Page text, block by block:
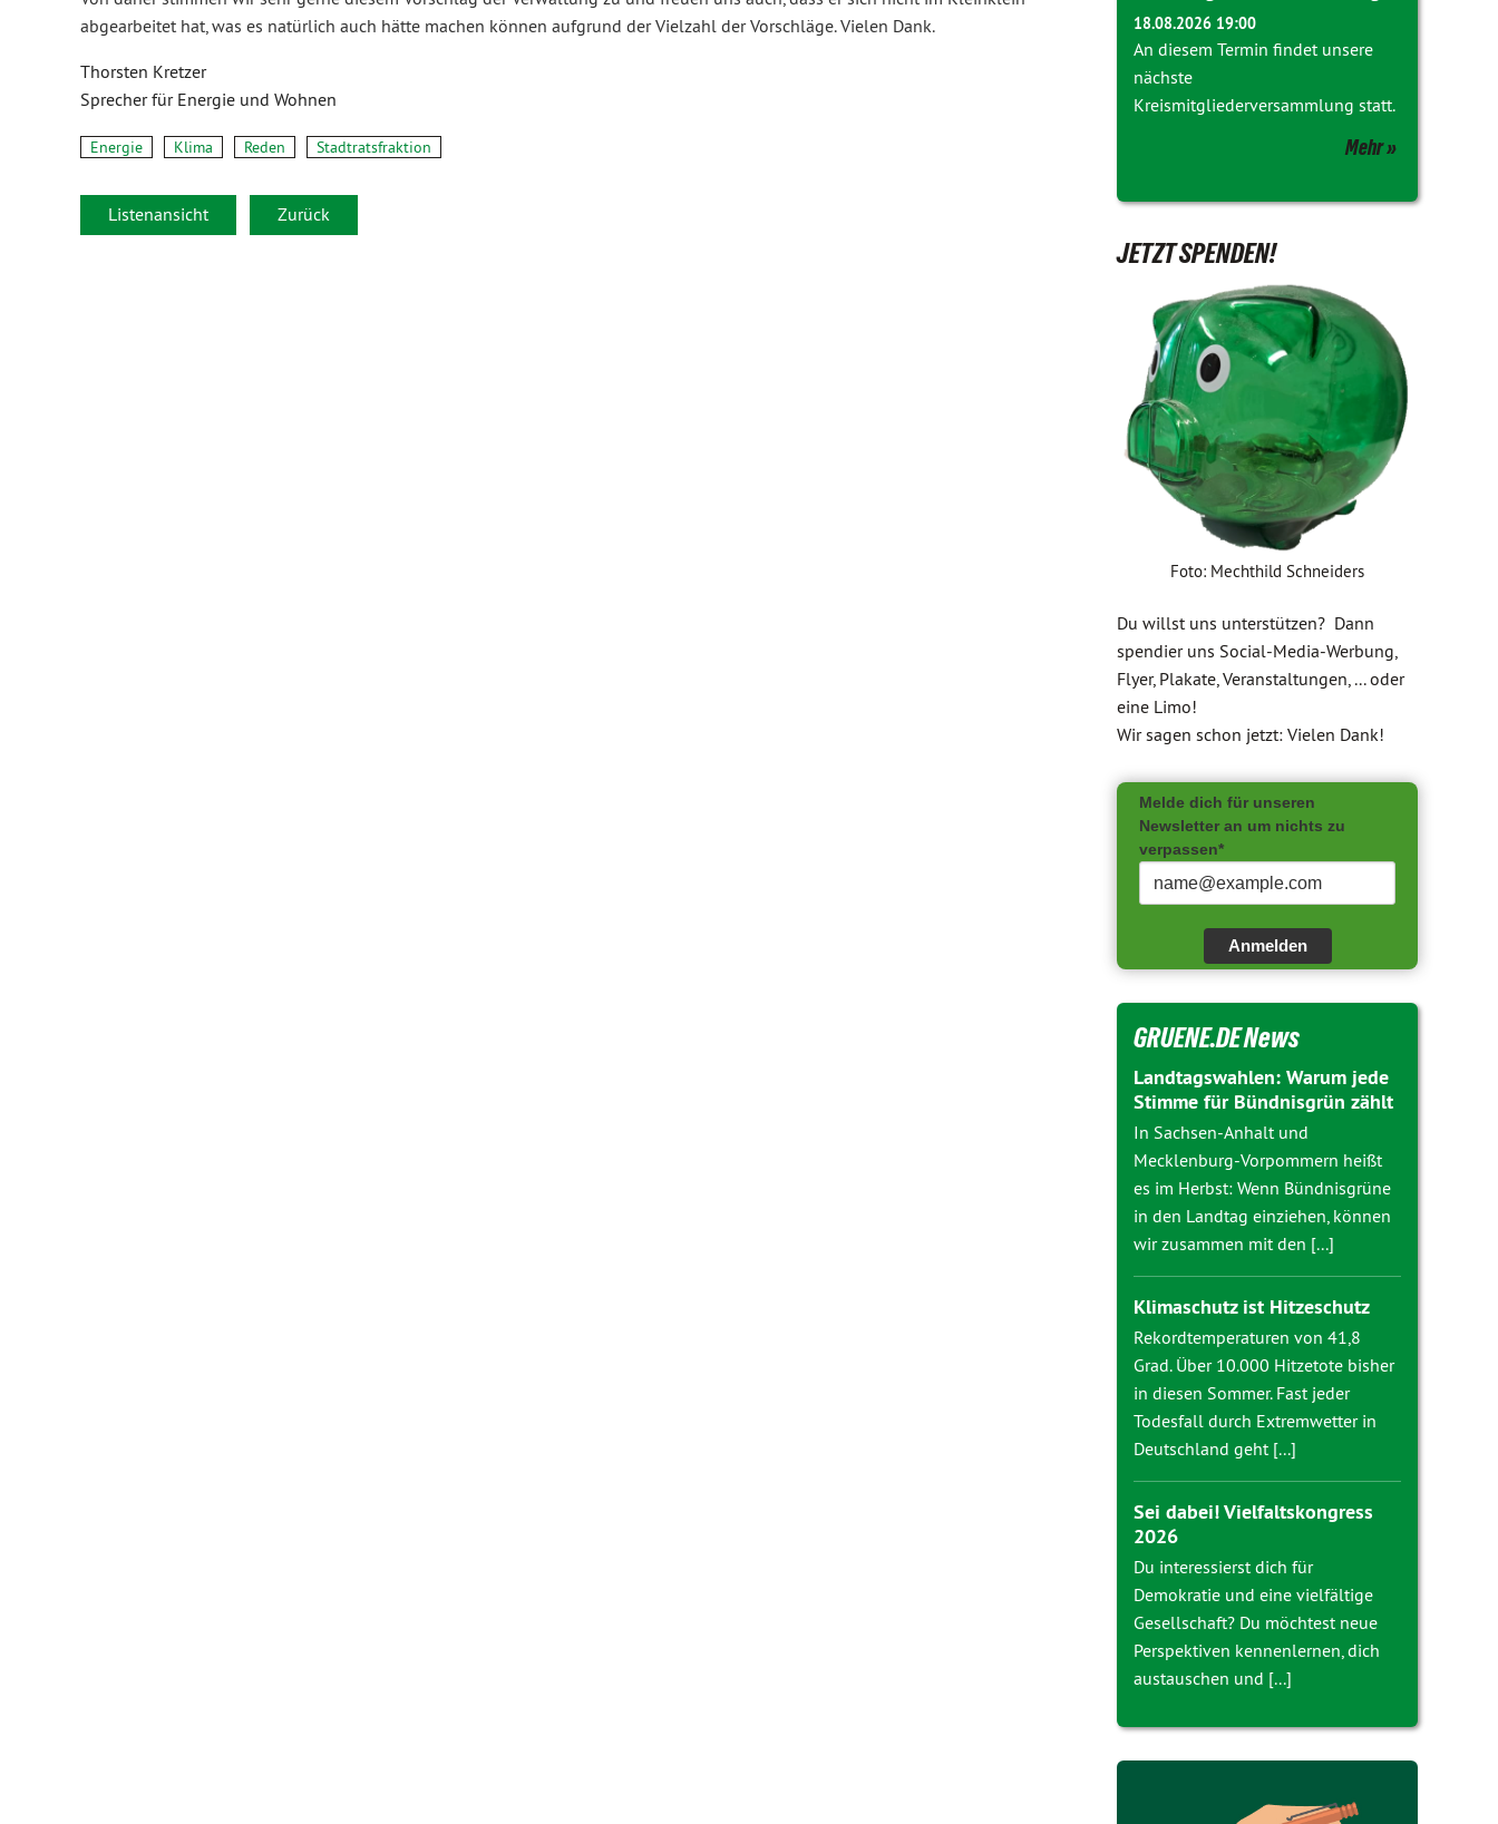
abgearbeitet hat, was es natürlich auch hätte machen können aufgrund der Vielzahl der Vorschläge. Vielen Dank.
Thorsten Kretzer
Sprecher für Energie und Wohnen
Energie Klima Reden Stadtratsfraktion
Listenansicht Zurück
18.08.2026 19:00
An diesem Termin findet unsere
nächste
Kreismitgliederversammlung statt.
Mehr
JETZT SPENDEN!
Foto: Mechthild Schneiders
Du willst uns unterstützen? Dann
spendier uns Social-Media-Werbung,
Flyer, Plakate, Veranstaltungen, ... oder
eine Limo!
Wir sagen schon jetzt: Vielen Dank!
Melde dich für unseren
Newsletter an um nichts zu
verpassen*
Anmelden
GRUENE.DE News
Landtagswahlen: Warum jede
Stimme für Bündnisgrün zählt
In Sachsen-Anhalt und
Mecklenburg-Vorpommern heißt
es im Herbst: Wenn Bündnisgrüne
in den Landtag einziehen, können
wir zusammen mit den [...]
Klimaschutz ist Hitzeschutz
Rekordtemperaturen von 41,8
Grad. Über 10.000 Hitzetote bisher
in diesen Sommer. Fast jeder
Todesfall durch Extremwetter in
Deutschland geht [...]
Sei dabei! Vielfaltskongress
2026
Du interessierst dich für
Demokratie und eine vielfältige
Gesellschaft? Du möchtest neue
Perspektiven kennenlernen, dich
austauschen und [...]